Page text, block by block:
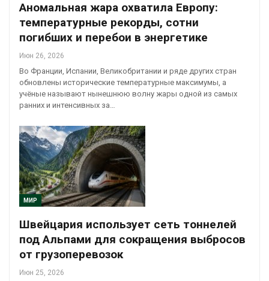
Аномальная жара охватила Европу:
температурные рекорды, сотни
погибших и перебои в энергетике
Июн 26, 2026
Во Франции, Испании, Великобритании и ряде других стран
обновлены исторические температурные максимумы, а
учёные называют нынешнюю волну жары одной из самых
ранних и интенсивных за…
МИР
Швейцария использует сеть тоннелей
под Альпами для сокращения выбросов
от грузоперевозок
Июн 25, 2026